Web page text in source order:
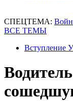
СПЕЦТЕМА:
ВСЕ ТЕМЫ
Вступление